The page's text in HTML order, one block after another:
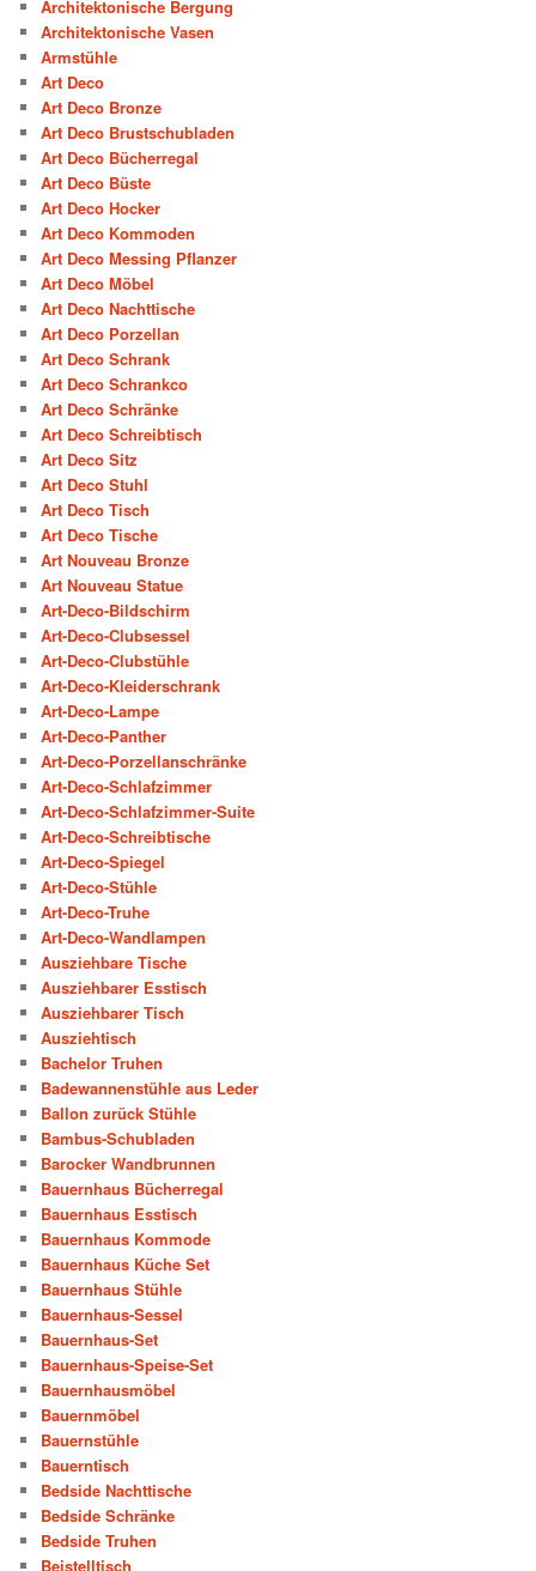
Architektonische Bergung
Architektonische Vasen
Armstühle
Art Deco
Art Deco Bronze
Art Deco Brustschubladen
Art Deco Bücherregal
Art Deco Büste
Art Deco Hocker
Art Deco Kommoden
Art Deco Messing Pflanzer
Art Deco Möbel
Art Deco Nachttische
Art Deco Porzellan
Art Deco Schrank
Art Deco Schrankco
Art Deco Schränke
Art Deco Schreibtisch
Art Deco Sitz
Art Deco Stuhl
Art Deco Tisch
Art Deco Tische
Art Nouveau Bronze
Art Nouveau Statue
Art-Deco-Bildschirm
Art-Deco-Clubsessel
Art-Deco-Clubstühle
Art-Deco-Kleiderschrank
Art-Deco-Lampe
Art-Deco-Panther
Art-Deco-Porzellanschränke
Art-Deco-Schlafzimmer
Art-Deco-Schlafzimmer-Suite
Art-Deco-Schreibtische
Art-Deco-Spiegel
Art-Deco-Stühle
Art-Deco-Truhe
Art-Deco-Wandlampen
Ausziehbare Tische
Ausziehbarer Esstisch
Ausziehbarer Tisch
Ausziehtisch
Bachelor Truhen
Badewannenstühle aus Leder
Ballon zurück Stühle
Bambus-Schubladen
Barocker Wandbrunnen
Bauernhaus Bücherregal
Bauernhaus Esstisch
Bauernhaus Kommode
Bauernhaus Küche Set
Bauernhaus Stühle
Bauernhaus-Sessel
Bauernhaus-Set
Bauernhaus-Speise-Set
Bauernhausmöbel
Bauernmöbel
Bauernstühle
Bauerntisch
Bedside Nachttische
Bedside Schränke
Bedside Truhen
Beistelltisch